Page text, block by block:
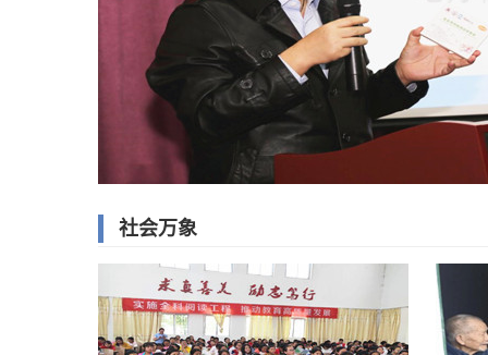
社会万象